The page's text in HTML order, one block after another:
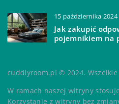
15 października 2024
Jak zakupić
pojemnikiem na
cuddlyroom.pl © 2024.
W ramach naszej witryny
Korzystanie z witryny bez